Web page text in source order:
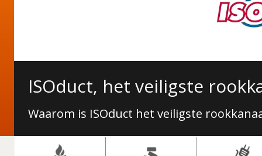
ISOduct, het veiligste
Waarom is ISOduct het veiligste
NAVIGATIE